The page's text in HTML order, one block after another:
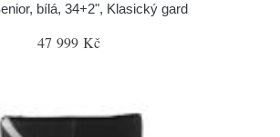
bílá, 34+2", Klasický gard
47 999 Kč